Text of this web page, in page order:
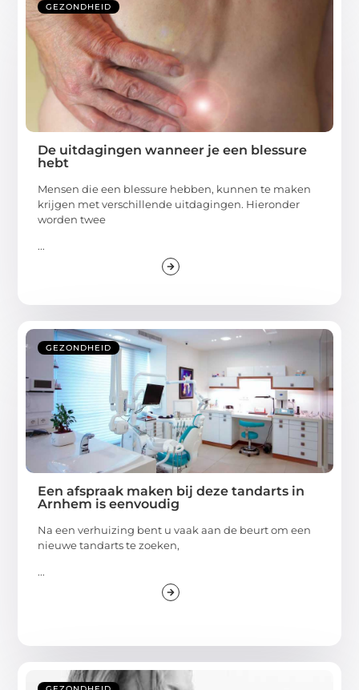
GEZONDHEID
De uitdagingen wanneer je een blessure
hebt
Mensen die een blessure hebben, kunnen te maken
krijgen met verschillende uitdagingen. Hieronder
worden twee
...
GEZONDHEID
Een afspraak maken bij deze tandarts in
Arnhem is eenvoudig
Na een verhuizing bent u vaak aan de beurt om een
nieuwe tandarts te zoeken,
...